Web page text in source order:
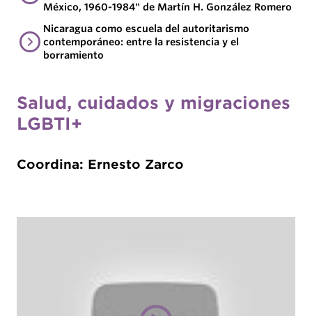
México, 1960-1984" de Martín H. González Romero
Nicaragua como escuela del autoritarismo
contemporáneo: entre la resistencia y el
borramiento
Salud, cuidados y migraciones
LGBTI+
Coordina: Ernesto Zarco